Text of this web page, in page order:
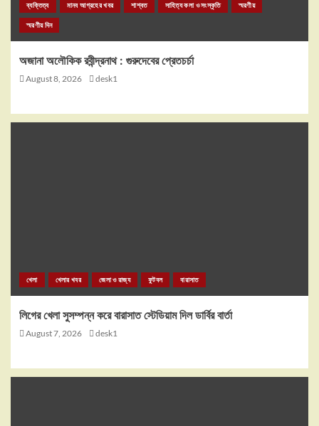
ব্যক্তিত্ব মানব আগ্রহের খবর শাশ্বত সাহিত্য কলা ও সংস্কৃতি স্মরণীয়
স্মরণীয় দিন
অজানা অলৌকিক রবীন্দ্রনাথ : গুরুদেবের প্রেতচর্চা
August 8, 2026 desk1
খেলা খেলার খবর জেলা ও রাজ্য ফুটবল বারাসাত
লিগের খেলা সুসম্পন্ন করে বারাসাত স্টেডিয়াম দিল ডার্বির বার্তা
August 7, 2026 desk1